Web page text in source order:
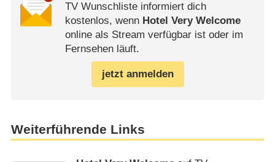
TV Wunschliste informiert dich
kostenlos, wenn Hotel Very Welcome
online als Stream verfügbar ist oder im
Fernsehen läuft.
jetzt anmelden
Weiterführende Links